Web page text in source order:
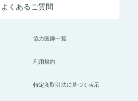
よくあるご質問
協力医師一覧
利用規約
特定商取引法に基づく表示